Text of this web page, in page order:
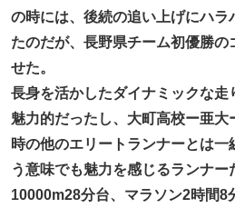
の時には、後続の追い上げにハラ
たのだが、長野県チーム初優勝
せた。
長身を活かしたダイナミックな走
魅力的だったし、大町高校ー亜大
時の他のエリートランナーとは
う意味でも魅力を感じるランナー
10000m28分台、マラソン2時間8